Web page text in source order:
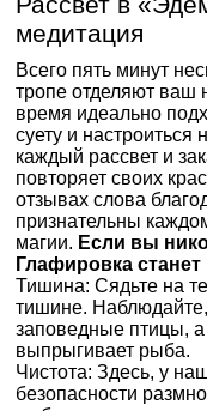
медитация
Всего пять минут
тропе отделяют ваш
время идеально
суету и настроиться
каждый рассвет и
повторяет своих
отзывах слова
признательны
магии. Если вы
Глафировка
Тишина: Сядьте на
тишине.
заповедные птицы, а
выпрыгивает рыба.
Чистота: Здесь, у
безопасности